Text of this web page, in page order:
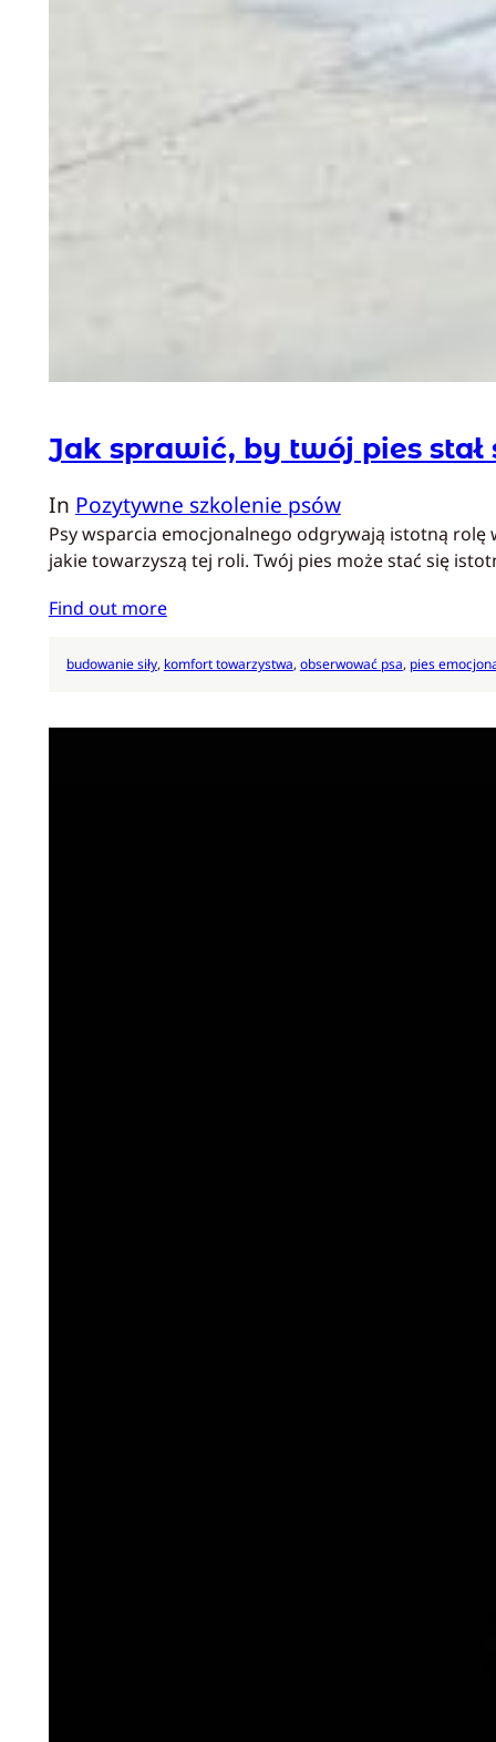
Jak sprawić, by twój pies
In Pozytywne szkolenie psów
Psy wsparcia emocjonalnego odgrywają istotną
jakie towarzyszą tej roli. Twój pies może stać się
Find out more
budowanie siły, komfort towarzystwa, obserwować psa, pies